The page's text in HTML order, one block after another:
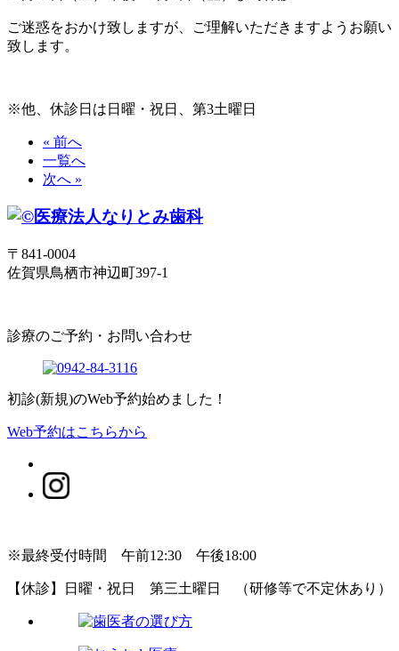
ご迷惑をおかけ致しますが、
ご理解いただきますようお願い
致します。
※他、休診日は日曜・祝日、第3土曜日
« 前へ
一覧へ
次へ »
〒841-0004
佐賀県鳥栖市神辺町397-1
診療のご予約・お問い合わせ
初診(新規)のWeb予約始めました！
Web予約はこちらから
※最終受付時間 午前12:30 午後18:00
【休診】日曜・祝日 第三土曜日 （研修等で不定休あり）